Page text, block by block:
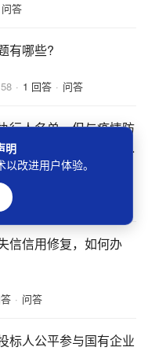
问答
有哪些?
· 1 回答 · 问答
行人名单、但与疫情防
以免除限制消费或纳入
信信用修复，如何办
· 问答
标人公平参与国有企业
明
改进用户体验。